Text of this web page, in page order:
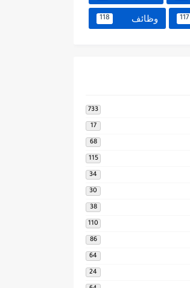
117 وظائف 118
733
17
68
115
34
30
38
110
86
64
24